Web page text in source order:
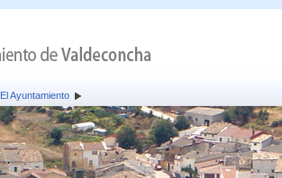
El Ayuntamiento